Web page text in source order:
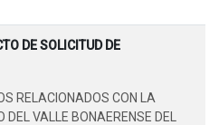
DE SOLICITUD DE
RELACIONADOS CON LA
VALLE BONAERENSE DEL